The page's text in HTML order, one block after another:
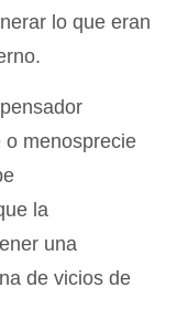
lo que eran
o menosprecie
la
una
de vicios de